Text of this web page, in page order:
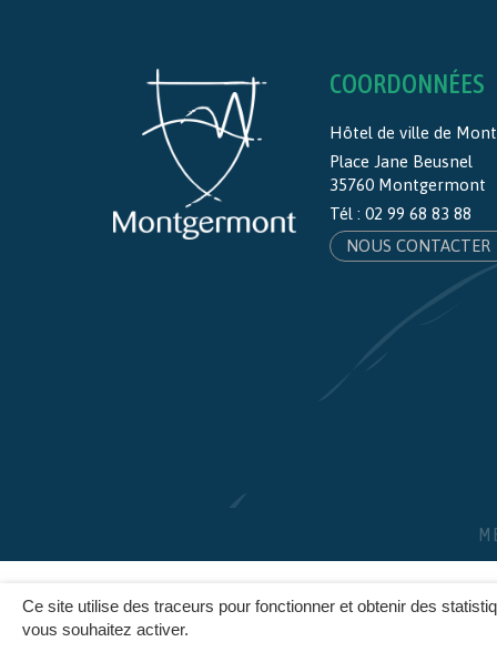
Ce site utilise des traceurs pour fonctionner et obtenir des
vous souhaitez activer.
COORDONNÉES
Hôtel de ville de
Place Jane Beusnel
35760 Montgermont
Tél : 02 99 68 83 88
NOUS CONTACTER